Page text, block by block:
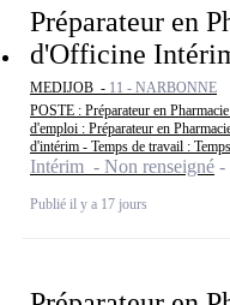
Préparateur en
d'Officine
MEDIJOB - 11 - NARBONNE
POSTE : Préparateur en
d'emploi : Préparateur en
d'intérim - Temps de travail :
Intérim - Non renseigné
Publié il y a 17 jours